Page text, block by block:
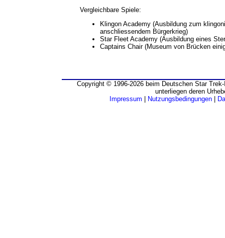
Vergleichbare Spiele:
Klingon Academy (Ausbildung zum
anschliessendem Bürgerkrieg)
Star Fleet Academy (Ausbildung eines
Captains Chair (Museum von Brücken
Copyright © 1996-2026 beim Deutschen Star
unterliegen deren
Impressum
Nutzungsbedingungen